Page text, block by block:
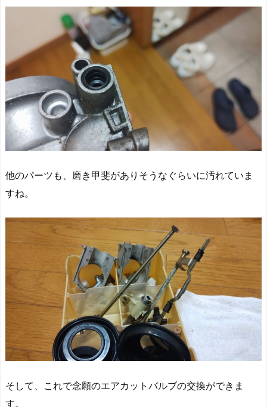
他のパーツも、磨き甲斐がありそうなぐらいに汚れていま
すね。
そして、これで念願のエアカットバルブの交換ができま
す。